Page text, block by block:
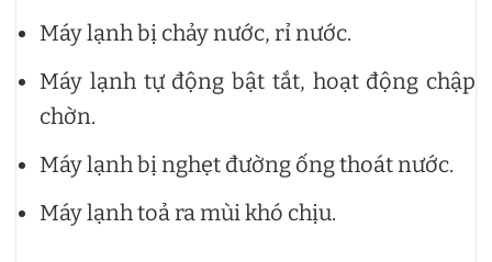
Máy lạnh bị chảy nước, rỉ nước.
Máy lạnh tự động bật tắt, hoạt động chập
chờn.
Máy lạnh bị nghẹt đường ống thoát nước.
Máy lạnh toả ra mùi khó chịu.